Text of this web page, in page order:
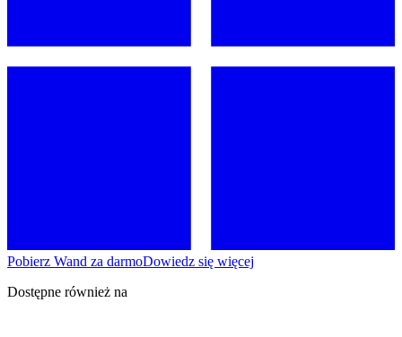
Pobierz Wand za darmoDowiedz się więcej
Dostępne również na